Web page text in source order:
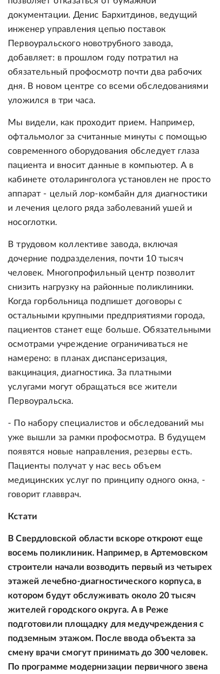
документации. Денис Бархитдинов, ведущий
инженер управления цепью поставок
Первоуральского новотрубного завода,
добавляет: в прошлом году потратил на
обязательный профосмотр почти два рабочих
дня. В новом центре со всеми обследованиями
уложился в три часа.
Мы видели, как проходит прием. Например,
офтальмолог за считанные минуты с помощью
современного оборудования обследует глаза
пациента и вносит данные в компьютер. А в
кабинете отоларинголога установлен не просто
аппарат - целый лор-комбайн для диагностики
и лечения целого ряда заболеваний ушей и
носоглотки.
В трудовом коллективе завода, включая
дочерние подразделения, почти 10 тысяч
человек. Многопрофильный центр позволит
снизить нагрузку на районные поликлиники.
Когда горбольница подпишет договоры с
остальными крупными предприятиями города,
пациентов станет еще больше. Обязательными
осмотрами учреждение ограничиваться не
намерено: в планах диспансеризация,
вакцинация, диагностика. За платными
услугами могут обращаться все жители
Первоуральска.
- По набору специалистов и обследований мы
уже вышли за рамки профосмотра. В будущем
появятся новые направления, резервы есть.
Пациенты получат у нас весь объем
медицинских услуг по принципу одного окна, -
говорит главврач.
Кстати
В Свердловской области вскоре откроют еще
восемь поликлиник. Например, в Артемовском
строители начали возводить первый из четырех
этажей лечебно-диагностического корпуса, в
котором будут обслуживать около 20 тысяч
жителей городского округа. А в Реже
подготовили площадку для медучреждения с
подземным этажом. После ввода объекта за
смену врачи смогут принимать до 300 человек.
По программе модернизации первичного звена